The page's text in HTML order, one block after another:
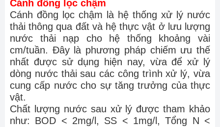
Cánh đồng lọc chậm
Cánh đồng lọc chậm là hệ thống xử lý nước
thải thông qua đất và hệ thực vật ở lưu lượng
nước thải nạp cho hệ thống khoảng vài
cm/tuần. Đây là phương pháp chiếm ưu thế
nhất được sử dụng hiện nay, vừa để xử lý
dòng nước thải sau các công trình xử lý, vừa
cung cấp nước cho sự tăng trưởng của thực
vật.
Chất lượng nước sau xử lý được tham khảo
như: BOD < 2mg/l, SS < 1mg/l, Tổng N <